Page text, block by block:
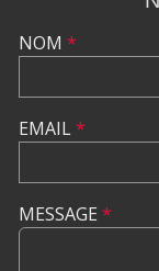
NOM *
EMAIL*
MESSAGE *